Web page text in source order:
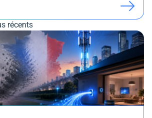
récents